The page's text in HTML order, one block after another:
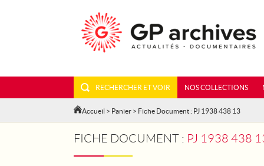
RECHERCHER ET VOIR NOS COLLECTIONS
Accueil > Panier > Fiche Document : PJ 1938 438 13
FICHE DOCUMENT : PJ 1938 438